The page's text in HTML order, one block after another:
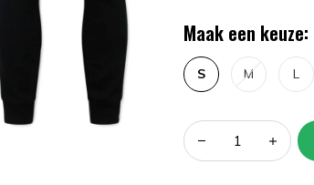
Maak een keuze:
S M L